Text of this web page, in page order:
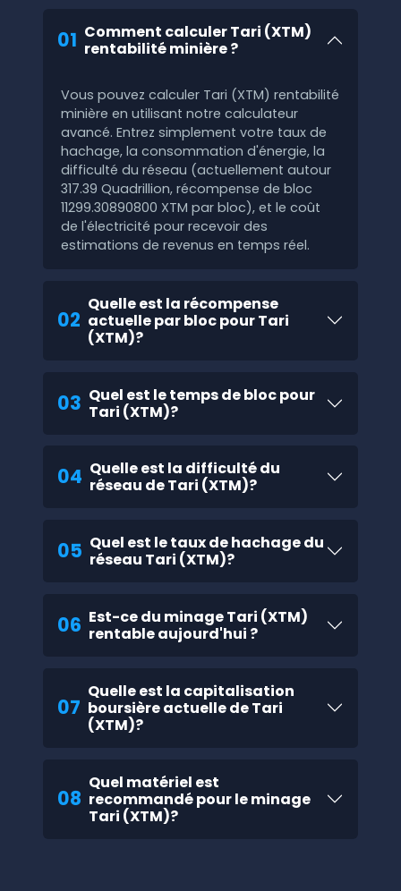
01 Comment calculer Tari (XTM)
rentabilité minière ?
Vous pouvez calculer Tari (XTM) rentabilité
minière en utilisant notre calculateur
avancé. Entrez simplement votre taux de
hachage, la consommation d'énergie, la
difficulté du réseau (actuellement autour
317.39 Quadrillion, récompense de bloc
11299.30890800 XTM par bloc), et le coût
de l'électricité pour recevoir des
estimations de revenus en temps réel.
02
Quelle est la récompense
actuelle par bloc pour Tari
(XTM)?
03 Quel est le temps de bloc pour
Tari (XTM)?
04 Quelle est la difficulté du
réseau de Tari (XTM)?
05 Quel est le taux de hachage du
réseau Tari (XTM)?
06 Est-ce du minage Tari (XTM)
rentable aujourd'hui ?
07
Quelle est la capitalisation
boursière actuelle de Tari
(XTM)?
08
Quel matériel est
recommandé pour le minage
Tari (XTM)?